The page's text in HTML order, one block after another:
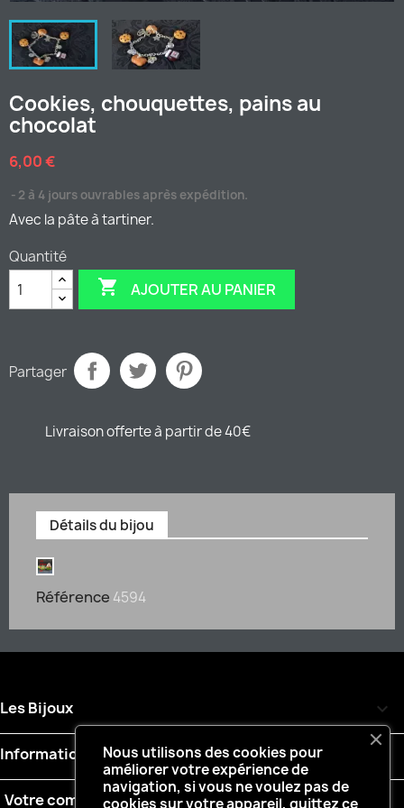
Cookies, chouquettes, pains au
chocolat
6,00 €
2 à 4 jours ouvrables après expédition.
Avec la pâte à tartiner.
Quantité
 AJOUTER AU PANIER
Partager
Livraison offerte à partir de 40€
Détails du bijou
Référence 4594
Les Bijoux 
Informations
Votre compte
Nous utilisons des cookies pour
améliorer votre expérience de
navigation, si vous ne voulez pas de
cookies sur votre appareil, quittez ce